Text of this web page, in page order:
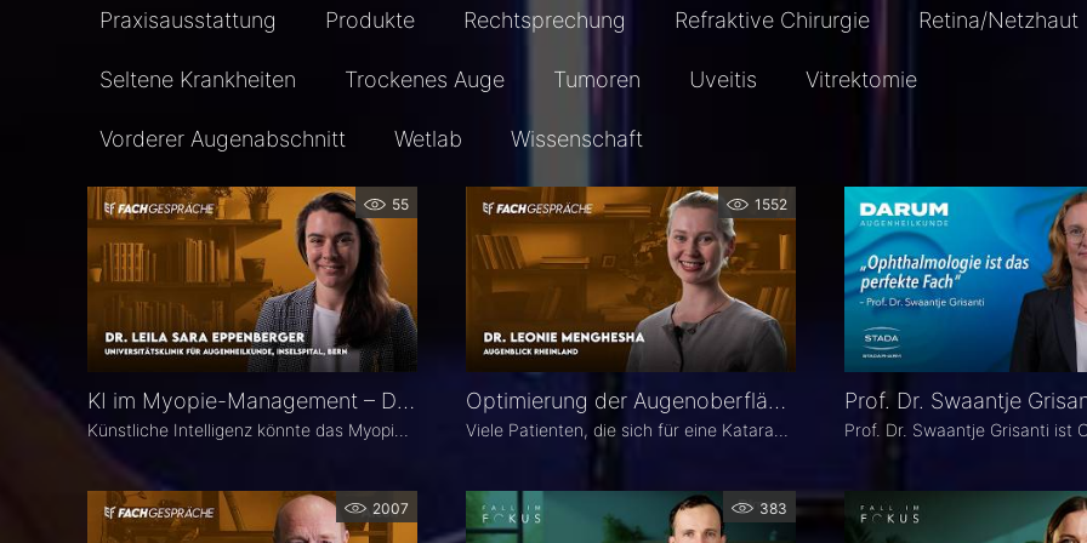
Praxisausstattung Produkte Rechtsprechung Refraktive Chirurgie Retina/Netzhaut
Seltene Krankheiten Trockenes Auge Tumoren Uveitis Vitrektomie
Vorderer Augenabschnitt Wetlab Wissenschaft
55
KI im Myopie-Management – Dr. Leila Sara Eppenberger
1552
Optimierung der Augenoberfläche vor Katarakt- und Refraktiver Operation – Dr. Leonie Menghesha
2007 383